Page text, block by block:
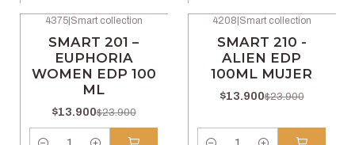
4375|Smart collection
SMART 201 –
EUPHORIA
WOMEN EDP 100
ML
$13.900$23.900
4208|Smart collection
SMART 210 -
ALIEN EDP
100ML MUJER
$13.900$23.900